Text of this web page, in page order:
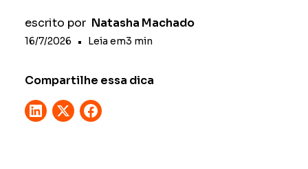
escrito por Natasha Machado
16/7/2026 • Leia em3 min
Compartilhe essa dica